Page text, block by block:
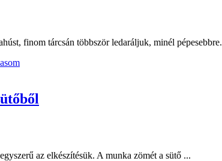
finom tárcsán többször ledaráljuk, minél pépesebbre.
az elkészítésük. A munka zömét a sütő ...